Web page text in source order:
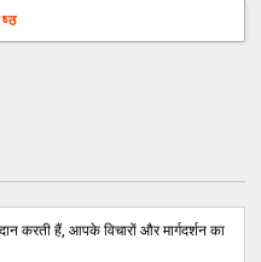
करती हैं, आपके विचारों और मार्गदर्शन का